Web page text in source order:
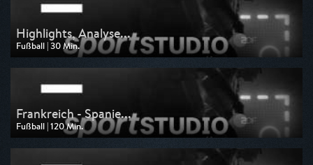
Highlights, Analyse...
Fußball | 30 Min.
Ausgestrahlt von ZDF
am 14.07.2026, 23:00
Frankreich - Spanie...
Fußball | 120 Min.
Ausgestrahlt von ZDF
am 14.07.2026, 21:00